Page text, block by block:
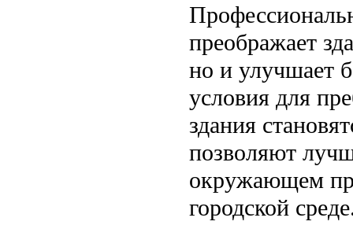
преображает
но и улучшает
условия для
здания
позволяют
окружающем
городской